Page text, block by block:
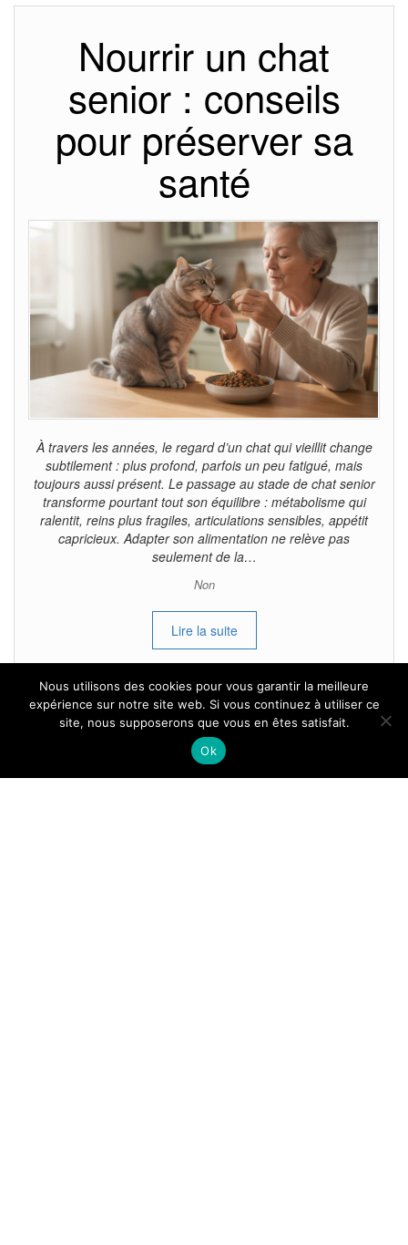
Nourrir un chat
senior : conseils
pour préserver sa
santé
À travers les années, le regard d’un chat qui vieillit change
subtilement : plus profond, parfois un peu fatigué, mais
toujours aussi présent. Le passage au stade de chat senior
transforme pourtant tout son équilibre : métabolisme qui
ralentit, reins plus fragiles, articulations sensibles, appétit
capricieux. Adapter son alimentation ne relève pas
seulement de la…
Non
Lire la suite
Tous droits reservés.
Nous utilisons des cookies pour vous garantir la meilleure
expérience sur notre site web. Si vous continuez à utiliser ce
site, nous supposerons que vous en êtes satisfait.
Ok